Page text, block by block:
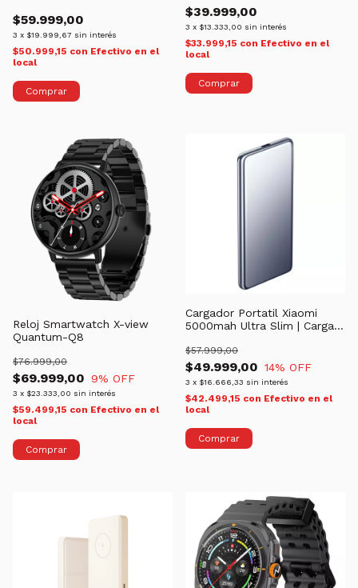
$59.999,00
3 x $19.999,67 sin interés
$50.999,15 con Efectivo en el
local
$39.999,00
3 x $13.333,00 sin interés
$33.999,15 con Efectivo en el
local
Reloj Smartwatch X-view
Quantum-Q8
$69.999,00
$76.999,00
9% OFF
3 x $23.333,00 sin interés
$59.499,15 con Efectivo en el
local
Cargador Portatil Xiaomi
5000mah Ultra Slim | Carga
$49.999,00
$57.999,00
14% OFF
3 x $16.666,33 sin interés
$42.499,15 con Efectivo en el
local